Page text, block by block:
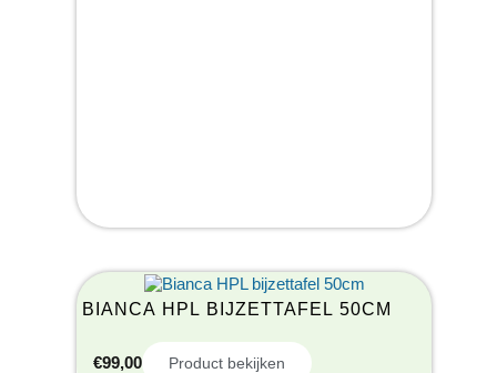
BIANCA HPL BIJZETTAFEL 50CM
€99,00 Product bekijken